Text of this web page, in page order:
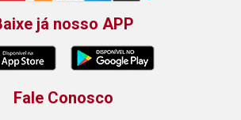
já nosso APP
Fale Conosco